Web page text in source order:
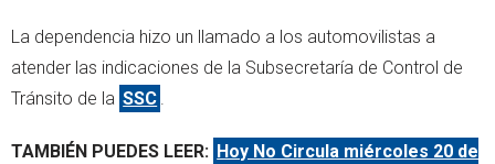
La dependencia hizo un llamado a los automovilistas a
atender las indicaciones de la Subsecretaría de Control de
Tránsito de la SSC .
TAMBIÉN PUEDES LEER: Hoy No Circula miércoles 20 de